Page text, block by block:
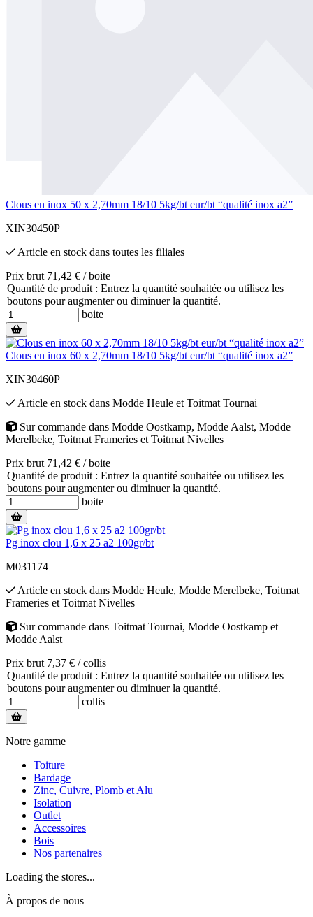
Clous en inox 50 x 2,70mm 18/10 5kg/bt eur/bt “qualité inox a2”
XIN30450P
Article en stock dans toutes les filiales
Prix brut 71,42 € / boite
Quantité de produit : Entrez la quantité souhaitée ou utilisez les
boutons pour augmenter ou diminuer la quantité.
boite
Clous en inox 60 x 2,70mm 18/10 5kg/bt eur/bt “qualité inox a2”
XIN30460P
Article en stock dans Modde Heule et Toitmat Tournai
Sur commande dans Modde Oostkamp, Modde Aalst, Modde
Merelbeke, Toitmat Frameries et Toitmat Nivelles
Prix brut 71,42 € / boite
Quantité de produit : Entrez la quantité souhaitée ou utilisez les
boutons pour augmenter ou diminuer la quantité.
boite
Pg inox clou 1,6 x 25 a2 100gr/bt
M031174
Article en stock dans Modde Heule, Modde Merelbeke, Toitmat
Frameries et Toitmat Nivelles
Sur commande dans Toitmat Tournai, Modde Oostkamp et
Modde Aalst
Prix brut 7,37 € / collis
Quantité de produit : Entrez la quantité souhaitée ou utilisez les
boutons pour augmenter ou diminuer la quantité.
collis
Notre gamme
Toiture
Bardage
Zinc, Cuivre, Plomb et Alu
Isolation
Outlet
Accessoires
Bois
Nos partenaires
Loading the stores...
À propos de nous